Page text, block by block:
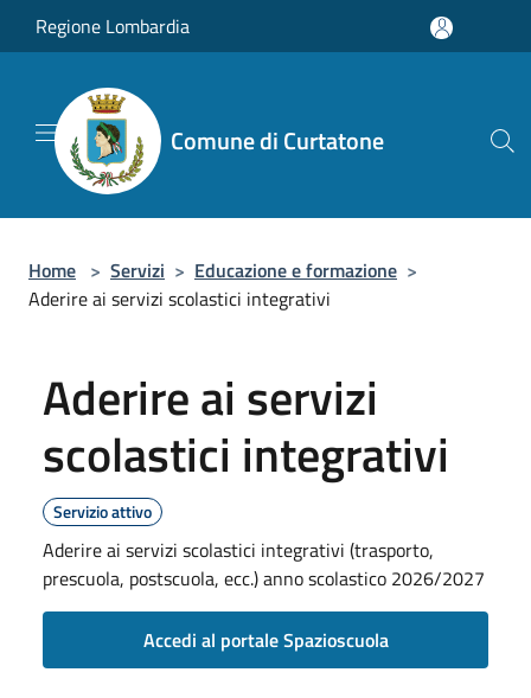
Salta al contenuto principale
Regione Lombardia
Comune di Curtatone
Home > Servizi > Educazione e formazione >
Aderire ai servizi scolastici integrativi
Aderire ai servizi
scolastici integrativi
Servizio attivo
Aderire ai servizi scolastici integrativi (trasporto,
prescuola, postscuola, ecc.) anno scolastico 2026/2027
Accedi al portale Spazioscuola